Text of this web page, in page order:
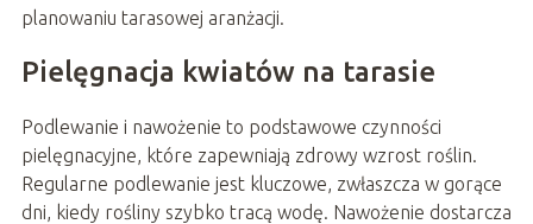
planowaniu tarasowej aranżacji.
Pielęgnacja kwiatów na tarasie
Podlewanie i nawożenie to podstawowe czynności
pielęgnacyjne, które zapewniają zdrowy wzrost roślin.
Regularne podlewanie jest kluczowe, zwłaszcza w gorące
dni, kiedy rośliny szybko tracą wodę. Nawożenie dostarcza